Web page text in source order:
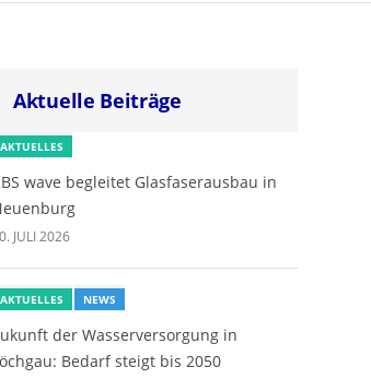
Aktuelle Beiträge
AKTUELLES
wave begleitet Glasfaserausbau in
JULI 2026
AKTUELLES NEWS
der Wasserversorgung in
Bedarf steigt bis 2050